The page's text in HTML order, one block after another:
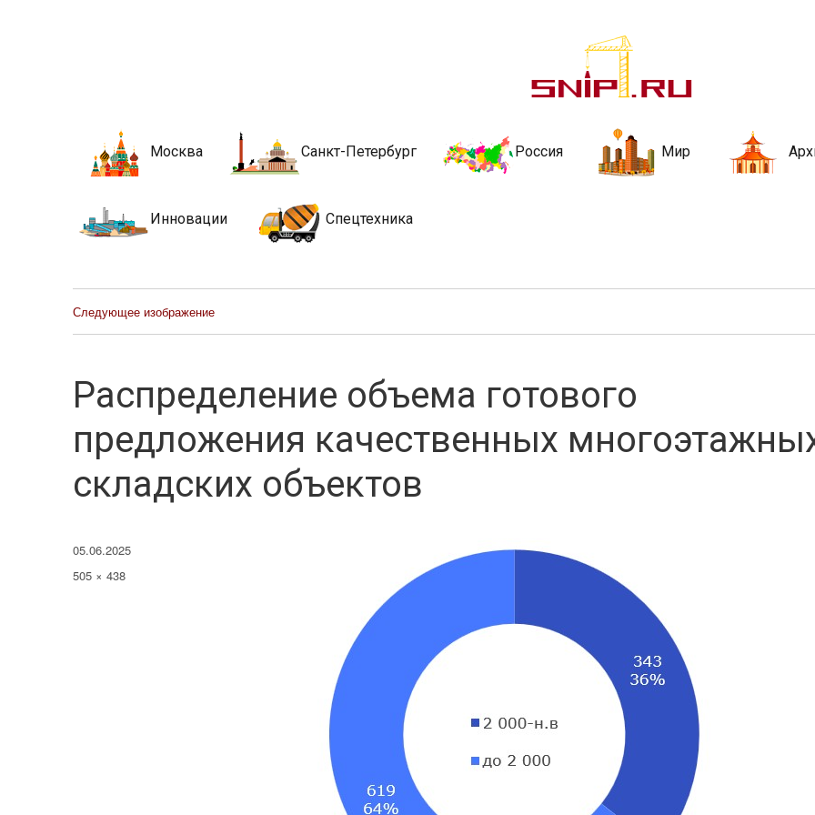
Новости строительства и
стройкой рубрики
Москва Санкт-Петербург Россия Мир
Инновации Спецтехника
Следующее изображение
Распределение объема готового
предложения качественных
складских объектов
Опубликовано
05.06.2025
Полный
505 × 438